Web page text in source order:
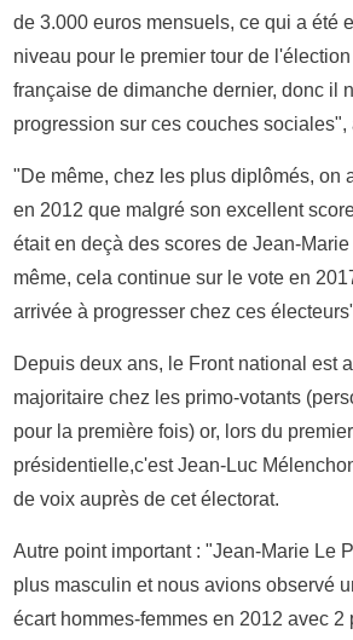
de 3.000 euros mensuels, ce qui a été
niveau pour le premier tour de
française de dimanche dernier, donc il
progression sur ces couches sociales",
"De même, chez les plus diplômés, on
en 2012 que malgré son excellent
était en deçà des scores de Jean-
même, cela continue sur le vote en
arrivée à progresser chez ces
Depuis deux ans, le Front national est
majoritaire chez les primo-votants
pour la première fois) or, lors du
présidentielle,c'est Jean-Luc
de voix auprès de cet électorat.
Autre point important : "Jean-Marie Le
plus masculin et nous avions observé
écart hommes-femmes en 2012 avec 2